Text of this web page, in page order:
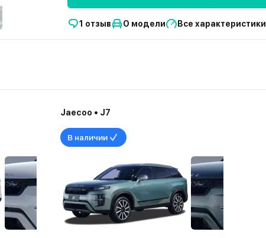
1 отзыв О модели Все характеристики
Jaecoo • J7
В наличии